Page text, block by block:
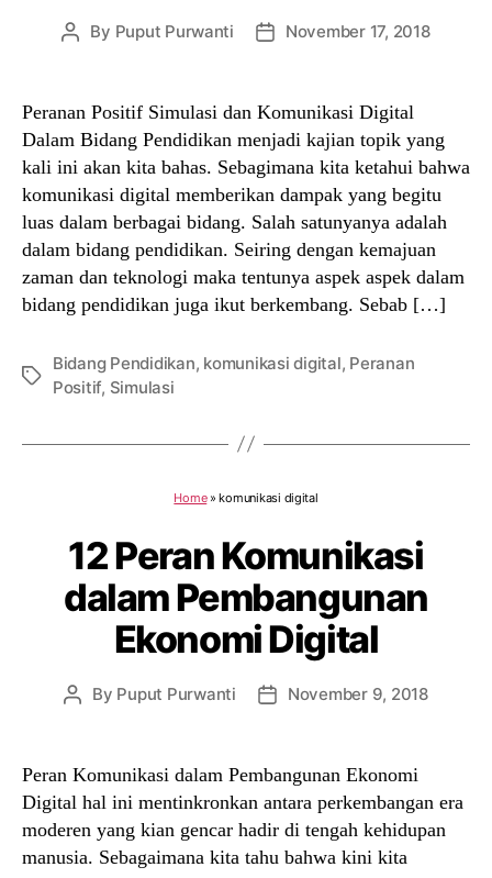
Post
By Puput Purwanti
PostNovember 17, 2018
Peranan Positif Simulasi dan Komunikasi Digital
Dalam Bidang Pendidikan menjadi kajian topik yang
kali ini akan kita bahas. Sebagimana kita ketahui bahwa
komunikasi digital memberikan dampak yang begitu
luas dalam berbagai bidang. Salah satunyanya adalah
dalam bidang pendidikan. Seiring dengan kemajuan
zaman dan teknologi maka tentunya aspek aspek dalam
bidang pendidikan juga ikut berkembang. Sebab […]
Tags
Bidang Pendidikan, komunikasi digital, Peranan
Positif, Simulasi
Home»komunikasi digital
12 Peran Komunikasi
dalam Pembangunan
Ekonomi Digital
Post
By Puput Purwanti
PostNovember 9, 2018
Peran Komunikasi dalam Pembangunan Ekonomi
Digital hal ini mentinkronkan antara perkembangan era
moderen yang kian gencar hadir di tengah kehidupan
manusia. Sebagaimana kita tahu bahwa kini kita